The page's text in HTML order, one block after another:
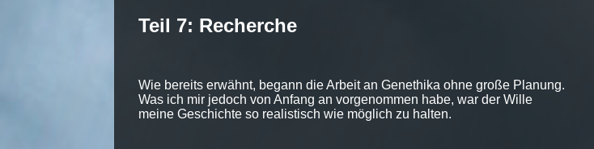
Teil 7: Recherche
Wie bereits erwähnt, begann die Arbeit an Genethika ohne große Planung.
Was ich mir jedoch von Anfang an vorgenommen habe, war der Wille
meine Geschichte so realistisch wie möglich zu halten.